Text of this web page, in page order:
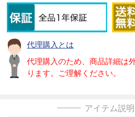
代理購入とは
代理購入のため、商品詳細は
ります。ご理解ください。
アイテム説明